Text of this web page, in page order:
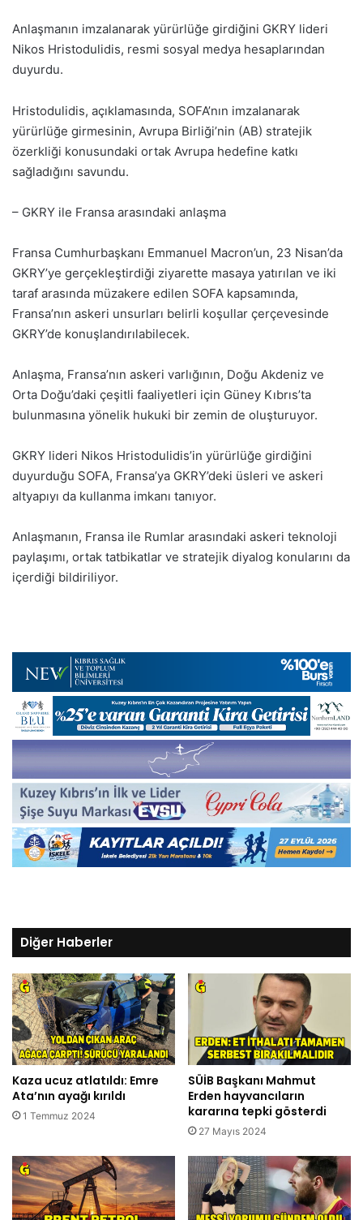
Anlaşmanın imzalanarak yürürlüğe girdiğini GKRY lideri
Nikos Hristodulidis, resmi sosyal medya hesaplarından
duyurdu.
Hristodulidis, açıklamasında, SOFA’nın imzalanarak
yürürlüğe girmesinin, Avrupa Birliği’nin (AB) stratejik
özerkliği konusundaki ortak Avrupa hedefine katkı
sağladığını savundu.
– GKRY ile Fransa arasındaki anlaşma
Fransa Cumhurbaşkanı Emmanuel Macron’un, 23 Nisan’da
GKRY’ye gerçekleştirdiği ziyarette masaya yatırılan ve iki
taraf arasında müzakere edilen SOFA kapsamında,
Fransa’nın askeri unsurları belirli koşullar çerçevesinde
GKRY’de konuşlandırılabilecek.
Anlaşma, Fransa’nın askeri varlığının, Doğu Akdeniz ve
Orta Doğu’daki çeşitli faaliyetleri için Güney Kıbrıs’ta
bulunmasına yönelik hukuki bir zemin de oluşturuyor.
GKRY lideri Nikos Hristodulidis’in yürürlüğe girdiğini
duyurduğu SOFA, Fransa’ya GKRY’deki üsleri ve askeri
altyapıyı da kullanma imkanı tanıyor.
Anlaşmanın, Fransa ile Rumlar arasındaki askeri teknoloji
paylaşımı, ortak tatbikatlar ve stratejik diyalog konularını da
içerdiği bildiriliyor.
Diğer Haberler
Kaza ucuz atlatıldı: Emre
Ata’nın ayağı kırıldı
1 Temmuz 2024
SÜİB Başkanı Mahmut
Erden hayvancıların
kararına tepki gösterdi
27 Mayıs 2024